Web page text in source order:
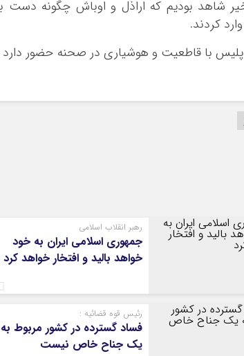
شاهد بودیم که اراذل و اوباش چگونه دست
کردند.
پلیس با قاطعیت و هوشیاری در صحنه حضور
رهبر انقلاب اسلامی
جمهوری اسلامی ایران به خود
خواهد بالید و افتخار خواهد کرد
رئیس قوه قضائیه :
فساد گسترده در کشور مربوط به
یک جناح خاص نیست